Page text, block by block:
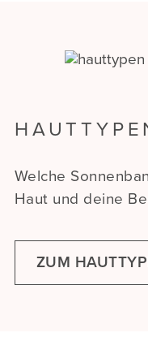
Welche
Haut und deine
ZUM